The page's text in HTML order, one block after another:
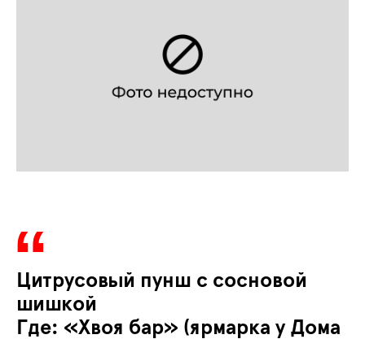
Цитрусовый пунш с сосновой
шишкой
Где: «Хвоя бар» (ярмарка у Дома